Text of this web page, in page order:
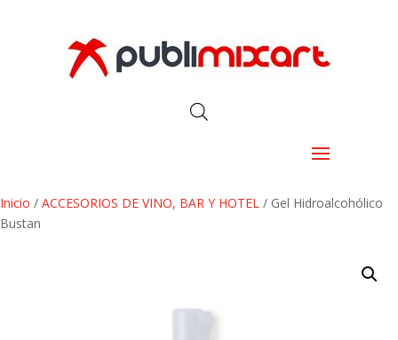
Inicio / ACCESORIOS DE VINO, BAR Y HOTEL / Gel Hidroalcohólico
Bustan